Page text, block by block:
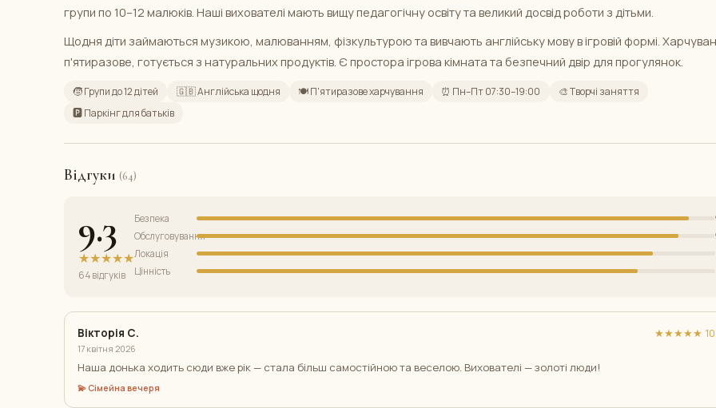
групи по 10–12 малюків. Наші вихователі мають вищу педагогічну освіту та великий досвід роботи з дітьми.
Щодня діти займаються музикою, малюванням, фізкультурою та вивчають англійську мову в ігровій формі.
п'ятиразове, готується з натуральних продуктів. Є простора ігрова кімната та безпечний двір для прогулянок.
🧒 Групи до 12 дітей 🇬🇧 Англійська щодня 🍽️ П'ятиразове харчування ⏰ Пн–Пт 07:30–19:00
🎨 Творчі заняття
🅿️ Паркінг для батьків
Відгуки (64)
9.3
★★★★★
64 відгуків
Безпека
Обслуговування
Локація
Цінність
Вікторія С.
17 квітня 2026
★★★★★
Наша донька ходить сюди вже рік — стала більш самостійною та веселою. Вихователі — золоті люди!
💫 Сімейна вечеря